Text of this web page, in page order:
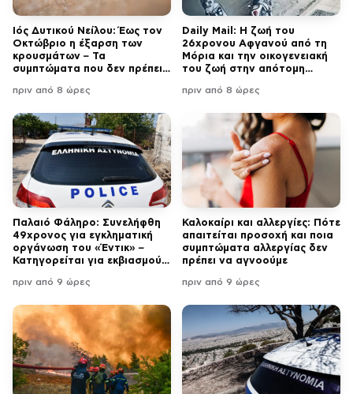
Ιός Δυτικού Νείλου: Έως τον
Οκτώβριο η έξαρση των
κρουσμάτων – Τα
συμπτώματα που δεν πρέπει
πριν από 8 ώρες
Daily Mail: Η ζωή του
26χρονου Αφγανού από τη
Μόρια και την οικογενειακή
του ζωή στην απότομη
σαν εργένης»
πριν από 8 ώρες
Παλαιό Φάληρο: Συνελήφθη
49χρονος για εγκληματική
οργάνωση του «Έντικ» –
Κατηγορείται για εκβιασμούς
επιχειρηματιών
πριν από 9 ώρες
Καλοκαίρι και αλλεργίες: Πότε
απαιτείται προσοχή και ποια
συμπτώματα αλλεργίας δεν
πρέπει να αγνοούμε
πριν από 9 ώρες